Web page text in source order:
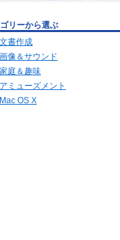
リーから選ぶ
文書作成
画像＆サウンド
家庭＆趣味
アミューズメント
Mac OS X